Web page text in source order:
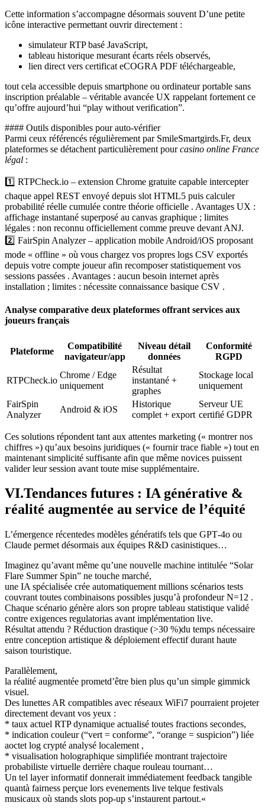
Cette information s’accompagne désormais souvent D’une petite
icône interactive permettant ouvrir directement :
simulateur RTP basé JavaScript,
tableau historique mesurant écarts réels observés,
lien direct vers certificat eCOGRA PDF téléchargeable,
tout cela accessible depuis smartphone ou ordinateur portable sans
inscription préalable – véritable avancée UX rappelant fortement ce
qu’offre aujourd’hui “play without verification”.
#### Outils disponibles pour auto‐vérifier
Parmi ceux référencés régulièrement par Smile​Smartgirds.Fr, deux
plateformes se détachent particulièrement pourcasino online France
légal :
1️⃣ RTPCheck.io – extension Chrome gratuite capable intercepter
chaque appel REST envoyé depuis slot HTML5 puis calculer
probabilité réelle cumulée contre théorie officielle . Avantages UX :
affichage instantané superposé au canvas graphique ; limites
légales : non reconnu officiellement comme preuve devant ANJ.
2️⃣ FairSpin Analyzer – application mobile Android/iOS proposant
mode « offline » où vous chargez vos propres logs CSV exportés
depuis votre compte joueur afin recomposer statistiquement vos
sessions passées . Avantages : aucun besoin internet après
installation ; limites : nécessite connaissance basique CSV .
Analyse comparative deux plateformes offrant services aux
joueurs français
Plateforme
Compatibilité
navigateur/app
Niveau détail
données
Conformité
RGPD
RTPCheck.io
Chrome / Edge
uniquement
Résultat
instantané +
graphes
Stockage local
uniquement
FairSpin
Analyzer
Android & iOS
Historique
complet + export
Serveur UE
certifié GDPR
Ces solutions répondent tant aux attentes marketing (« montrer nos
chiffres ») qu’aux besoins juridiques (« fournir trace fiable ») tout en
maintenant simplicité suffisante afin que même novices puissent
valider leur session avant toute mise supplémentaire.
VI.Tendances futures : IA générative &
réalité augmentée au service de l’équité
L’émergence récentedes modèles génératifs tels que GPT‑4o ou
Claude permet désormais aux équipes R&D casinistiques…
Imaginez qu’avant même qu’une nouvelle machine intitulée “Solar
Flare Summer Spin” ne touche marché,
une IA spécialisée crée automatiquement millions scénarios tests
couvrant toutes combinaisons possibles jusqu’à profondeur N=12 .
Chaque scénario génère alors son propre tableau statistique validé
contre exigences regulatorias avant implémentation live.
Résultat attendu ? Réduction drastique (>30 %)du temps nécessaire
entre conception artistique & déploiement effectif durant haute
saison touristique.​
Parallèlement,
la réalité augmentée prometd’être bien plus qu’un simple gimmick
visuel.
Des lunettes AR compatibles avec réseaux WiFi7 pourraient projeter
directement devant vos yeux :
* taux actuel RTP dynamique actualisé toutes fractions secondes,
* indication couleur (“vert = conforme”, “orange = suspicion”) liée
aoctet log crypté analysé localement ,
* visualisation holographique simplifiée montrant trajectoire
probabiliste virtuelle derrière chaque rouleau tournant…
Un tel layer informatif donnerait immédiatement feedback tangible
quantà fairness perçue lors evenements live telque festivals
musicaux où stands slots pop-up s’instaurent partout.«